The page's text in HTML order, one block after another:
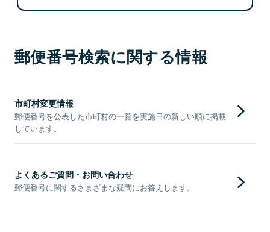
郵便番号検索に関する情報
市町村変更情報
郵便番号を公表した市町村の一覧を実施日の新しい順に掲載
しています。
よくあるご質問・お問い合わせ
郵便番号に関するさまざまな疑問にお答えします。